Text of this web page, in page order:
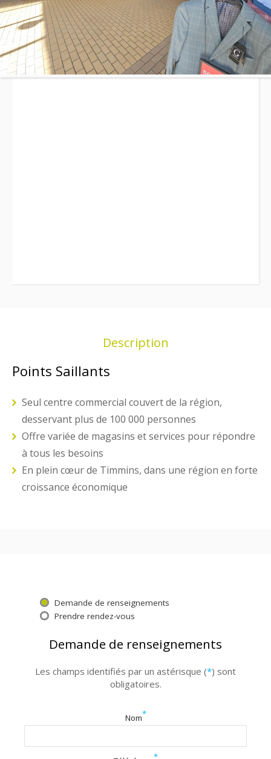
Description
Points Saillants
Seul centre commercial couvert de la région,
desservant plus de 100 000 personnes
Offre variée de magasins et services pour répondre
à tous les besoins
En plein cœur de Timmins, dans une région en forte
croissance économique
Demande de renseignements
Prendre rendez-vous
Demande de renseignements
Les champs identifiés par un astérisque (*) sont
obligatoires.
Nom*